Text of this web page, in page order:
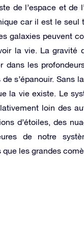
de l’espace et de
car il est le
galaxies peuvent
la vie. La gravité
dans les
s’épanouir. Sans
la vie existe. Le
loin des
d’étoiles, des
de notre
que les grandes